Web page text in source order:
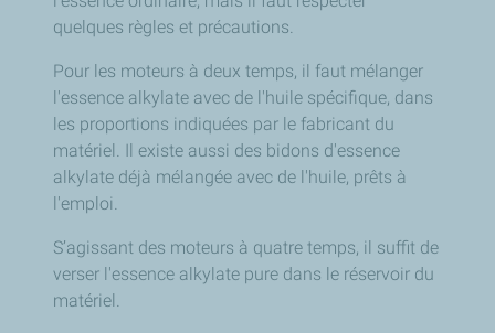
quelques règles et précautions.
Pour les moteurs à deux temps, il faut mélanger
l'essence alkylate avec de l'huile spécifique, dans
les proportions indiquées par le fabricant du
matériel. Il existe aussi des bidons d'essence
alkylate déjà mélangée avec de l'huile, prêts à
l'emploi.
S’agissant des moteurs à quatre temps, il suffit de
verser l'essence alkylate pure dans le réservoir du
matériel.